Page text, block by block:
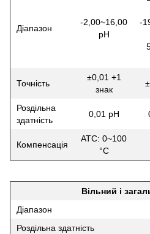
Діапазон
-2,00~16,00
pH
-
Точність
±0,01 +1
знак
Роздільна
здатність
0,01 pH
Компенсація
ATC: 0~100
°C
Вільний і
Діапазон
Роздільна здатність